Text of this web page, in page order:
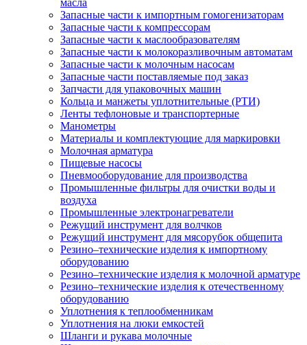
Запасные части к импортным гомогенизаторам
Запасные части к компрессорам
Запасные части к маслообразователям
Запасные части к молокоразливочным автоматам
Запасные части к молочным насосам
Запасные части поставляемые под заказ
Запчасти для упаковочных машин
Кольца и манжеты уплотнительные (РТИ)
Ленты тефлоновые и транспортерные
Манометры
Материалы и комплектующие для маркировки
Молочная арматура
Пищевые насосы
Пневмооборудование для производства
Промышленные фильтры для очистки воды и
воздуха
Промышленные электронагреватели
Режущий инструмент для волчков
Режущий инструмент для мясорубок общепита
Резино–технические изделия к импортному
оборудованию
Резино–технические изделия к молочной арматуре
Резино–технические изделия к отечественному
оборудованию
Уплотнения к теплообменникам
Уплотнения на люки емкостей
Шланги и рукава молочные